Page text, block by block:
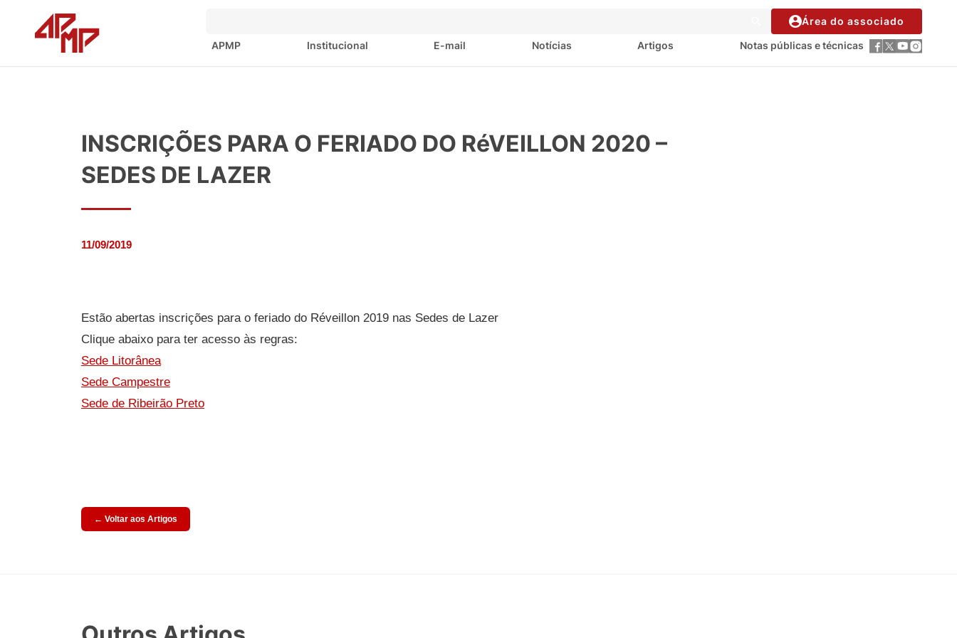
Área do associado
APMP
Institucional E-mail Notícias Artigos Notas públicas e técnicas
INSCRIÇÕES PARA O FERIADO DO RéVEILLON 2020 –
SEDES DE LAZER
11/09/2019
Estão abertas inscrições para o feriado do Réveillon 2019 nas Sedes de Lazer
Clique abaixo para ter acesso às regras:
Sede Litorânea
Sede Campestre
Sede de Ribeirão Preto
← Voltar aos Artigos